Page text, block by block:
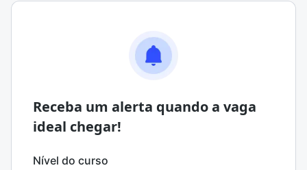
Receba um alerta quando a vaga
ideal chegar!
Nível do curso